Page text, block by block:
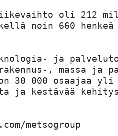
oli 212
noin 660 henkeä
ja
, massa ja
30 000 osaajaa yli
ja kestävää
metsogroup